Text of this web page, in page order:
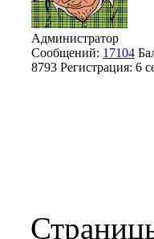
Администратор
Сообщений: 17104
8793 Регистрация: 6